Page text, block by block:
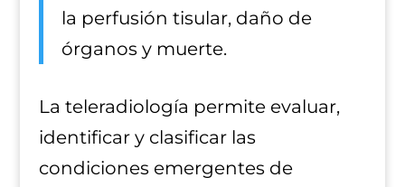
la perfusión tisular, daño de
órganos y muerte.
La teleradiología permite evaluar,
identificar y clasificar las
condiciones emergentes de